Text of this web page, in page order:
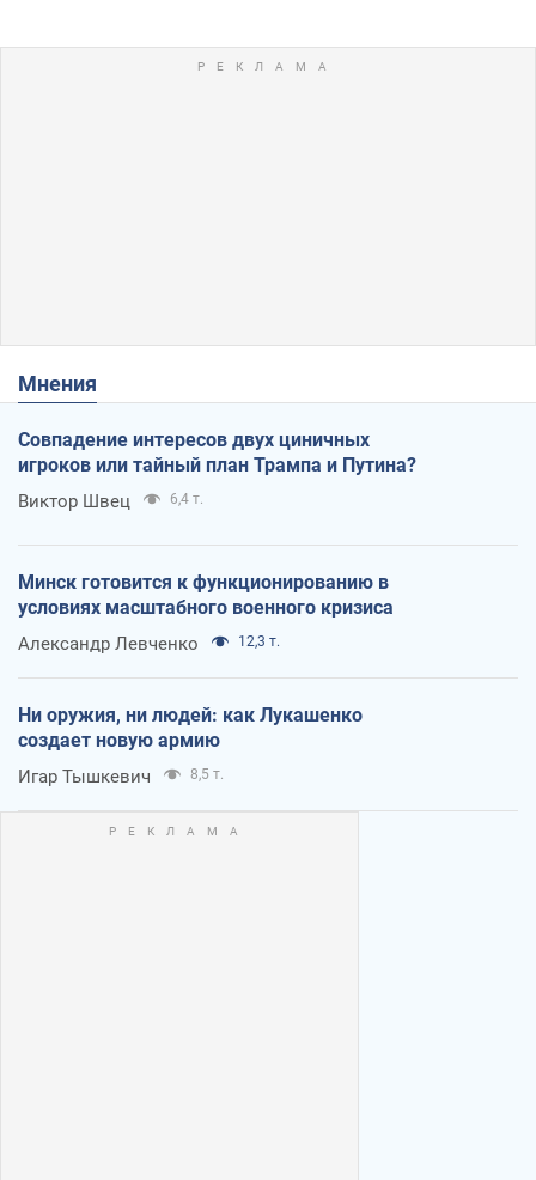
Мнения
Совпадение интересов двух циничных
игроков или тайный план Трампа и Путина?
Виктор Швец 6,4 т.
Минск готовится к функционированию в
условиях масштабного военного кризиса
Александр Левченко 12,3 т.
Ни оружия, ни людей: как Лукашенко
создает новую армию
Игар Тышкевич 8,5 т.